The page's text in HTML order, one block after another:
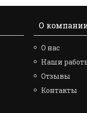
О
О нас
Наши
Отзывы
Контакты